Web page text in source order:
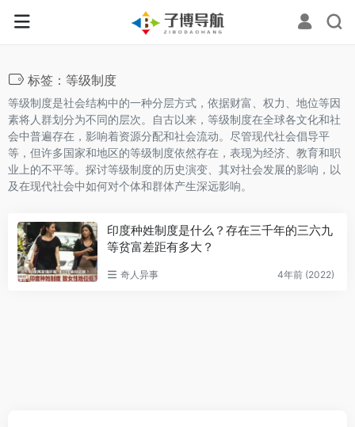
标签：等级制度
等级制度是社会结构中的一种分层方式，依据财富、权力、地位等因
素将人群划分为不同的层次。自古以来，等级制度在全球各文化和社
会中普遍存在，影响着资源分配和社会流动。尽管现代社会倡导平
等，但许多国家和地区的等级制度依然存在，表现为经济、教育和职
业上的不平等。探讨等级制度的历史演变、其对社会发展的影响，以
及在现代社会中如何对个体和群体产生深远影响。
印度种姓制度是什么？存在三千年的三六九
等贫富差距有多大？
奇人异事 4年前 (2022)